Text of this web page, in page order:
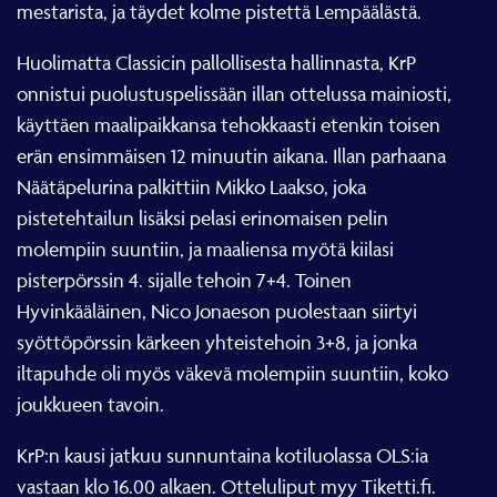
mestarista, ja täydet kolme pistettä Lempäälästä.
Huolimatta Classicin pallollisesta hallinnasta, KrP
onnistui puolustuspelissään illan ottelussa mainiosti,
käyttäen maalipaikkansa tehokkaasti etenkin toisen
erän ensimmäisen 12 minuutin aikana. Illan parhaana
Näätäpelurina palkittiin Mikko Laakso, joka
pistetehtailun lisäksi pelasi erinomaisen pelin
molempiin suuntiin, ja maaliensa myötä kiilasi
pisterpörssin 4. sijalle tehoin 7+4. Toinen
Hyvinkääläinen, Nico Jonaeson puolestaan siirtyi
syöttöpörssin kärkeen yhteistehoin 3+8, ja jonka
iltapuhde oli myös väkevä molempiin suuntiin, koko
joukkueen tavoin.
KrP:n kausi jatkuu sunnuntaina kotiluolassa OLS:ia
vastaan klo 16.00 alkaen. Otteluliput myy Tiketti.fi.